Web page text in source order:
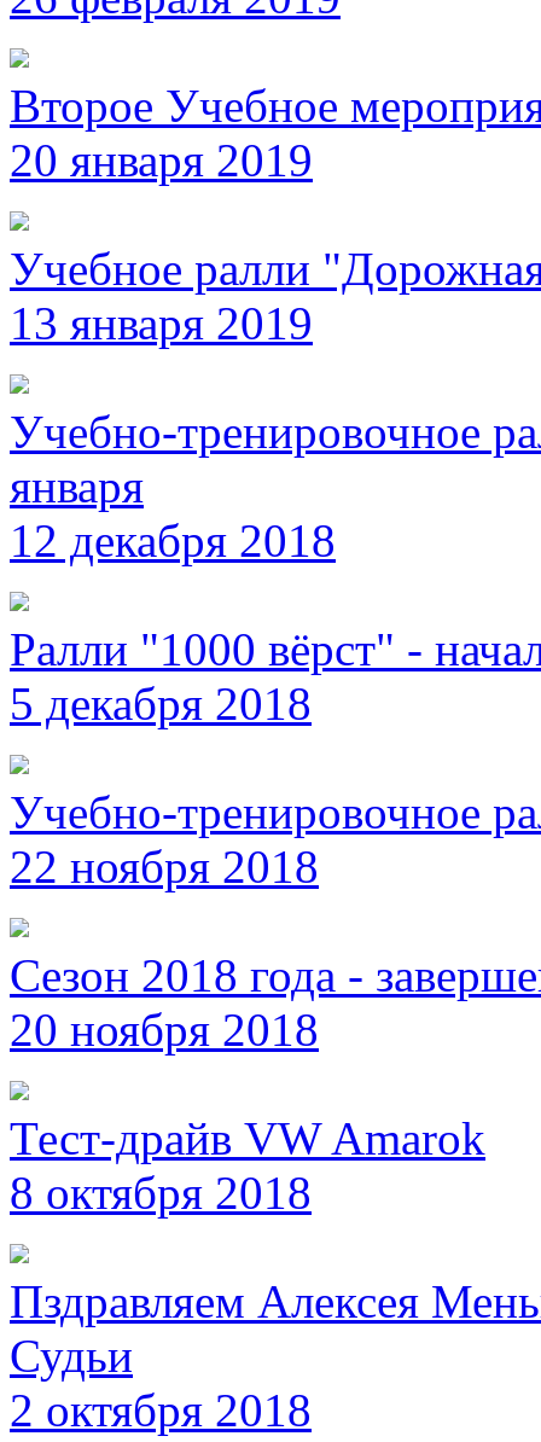
Второе Учебное
20 января 2019
Учебное ралли
13 января 2019
Учебно-тренировочное
января
12 декабря 2018
Ралли "1000 вёрст" -
5 декабря 2018
Учебно-тренировочное
22 ноября 2018
Сезон 2018 года -
20 ноября 2018
Тест-драйв VW Amarok
8 октября 2018
Пздравляем Алексея
Судьи
2 октября 2018